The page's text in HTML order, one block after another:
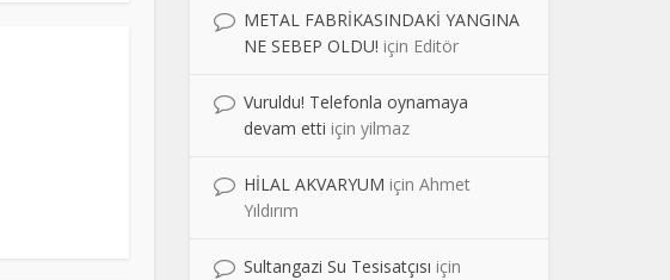
METAL FABRİKASINDAKİ YANGINA
NE SEBEP OLDU! için Editör
Vuruldu! Telefonla oynamaya
devam etti için yilmaz
HİLAL AKVARYUM için Ahmet
Yıldırım
Sultangazi Su Tesisatçısı için